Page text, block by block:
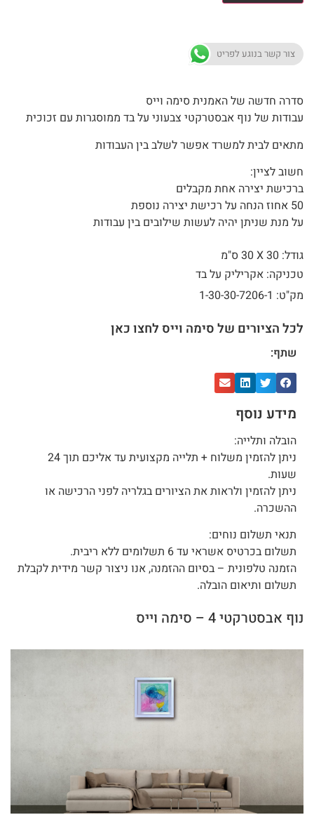
צור קשר בנוגע לפריט
סדרה חדשה של האמנית סימה וייס
עבודות של נוף אבסטרקטי צבעוני על בד ממוסגרות עם זכוכית
מתאים לבית למשרד אפשר לשלב בין העבודות
חשוב לציין:
ברכישת יצירה אחת מקבלים
50 אחוז הנחה על רכישת יצירה נוספת
על מנת שניתן יהיה לעשות שילובים בין עבודות
גודל: 30 X
30 ס"מ
טכניקה: אקריליק על בד
מק"ט: 1-30-30-7206-1
לכל הציורים של סימה וייס לחצו כאן
שתף:
מידע נוסף
הובלה ותלייה:
ניתן להזמין משלוח + תלייה מקצועית עד אליכם תוך 24
שעות.
ניתן להזמין ולראות את הציורים בגלריה לפני הרכישה או
ההשכרה.
תנאי תשלום נוחים:
תשלום בכרטיס אשראי עד 6 תשלומים ללא ריבית.
הזמנה טלפונית – בסיום ההזמנה, אנו ניצור קשר מידית לקבלת
תשלום ותיאום הובלה.
נוף אבסטרקטי 4 – סימה וייס